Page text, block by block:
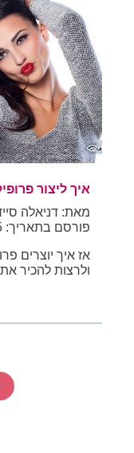
איך ליצור
מאת: דניאלה
פורסם בתאריך: 13/11/2025 15:12:28
אז איך יוצרים
ולרצות להכיר